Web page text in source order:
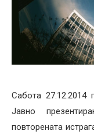
Сабота 27.12.2014
Јавно
повторената